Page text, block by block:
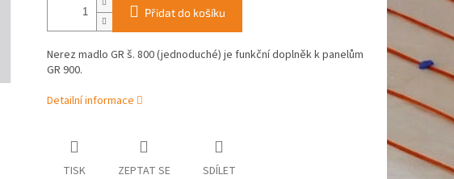
Přidat do košíku
Nerez madlo GR š. 800 (jednoduché) je funkční doplněk k panelům
GR 900.
Detailní informace
TISK ZEPTAT SE SDÍLET